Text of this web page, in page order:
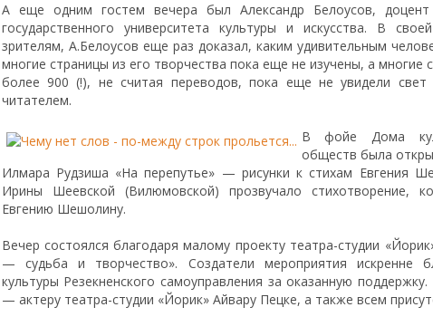
А еще одним гостем вечера был Александр Белоусов, доцент
государственного университета культуры и искусства. В
зрителям, А.Белоусов еще раз доказал, каким удивительным
многие страницы из его творчества пока еще не изучены, а многие
более 900 (!), не считая переводов, пока еще не увидели свет
читателем.
В фойе Дома
обществ была
Илмара Рудзиша «На перепутье» — рисунки к стихам Евгения
Ирины Шеевской (Вилюмовской) прозвучало стихотворение,
Евгению Шешолину.
Вечер состоялся благодаря малому проекту театра-студии
— судьба и творчество». Создатели мероприятия искренне
культуры Резекненского самоуправления за оказанную
— актеру театра-студии «Йорик» Айвару Пецке, а также всем